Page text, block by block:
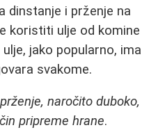
dinstanje i prženje na
koristiti ulje od komine
jako popularno, ima
svakome.
prženje, naročito duboko,
pripreme hrane.